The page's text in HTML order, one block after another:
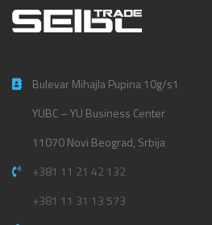
Bulevar Mihajla Pupina 10g/s1
YUBC – YU Business Center
11070 Novi Beograd, Srbija
+381 11 21 42 132
+381 11 31 13 573